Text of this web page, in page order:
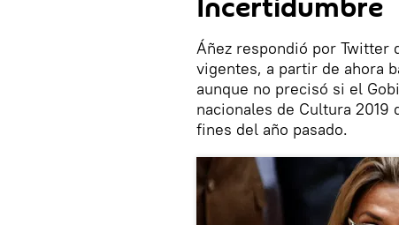
Incertidumbre
Áñez respondió por Twitter
vigentes, a partir de ahora
aunque no precisó si el
nacionales de Cultura
fines del año pasado.